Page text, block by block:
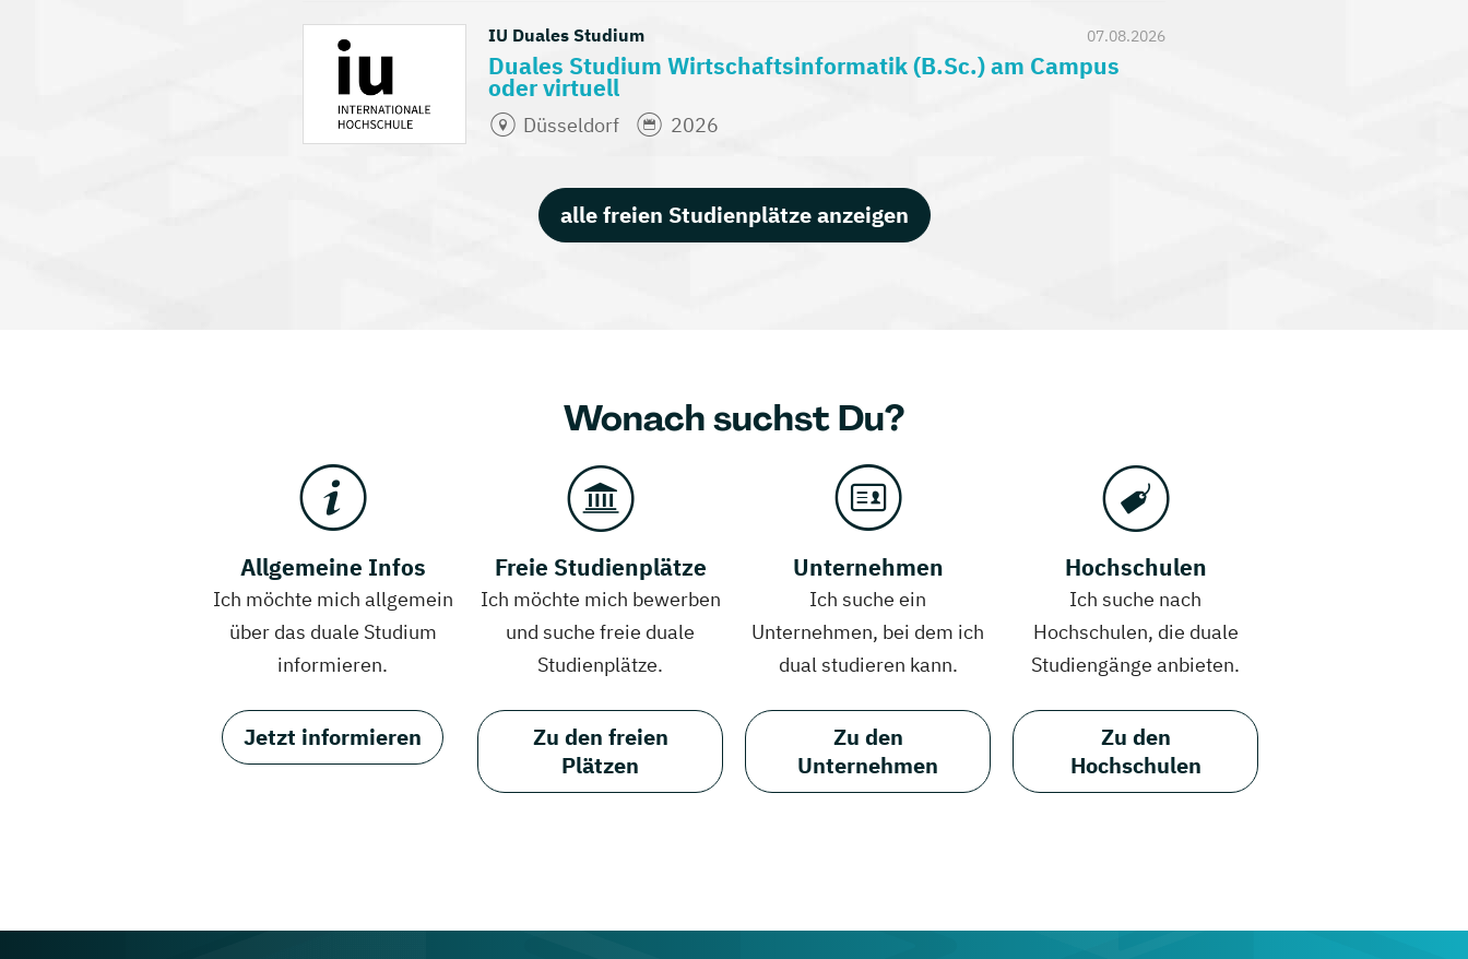
07.08.2026
IU Duales Studium
Duales Studium Wirtschaftsinformatik (B.Sc.) am Campus
oder virtuell
Düsseldorf 2026
alle freien Studienplätze anzeigen
Wonach suchst Du?
Allgemeine Infos
Ich möchte mich allgemein
über das duale Studium
informieren.
Jetzt informieren
Freie Studienplätze
Ich möchte mich bewerben
und suche freie duale
Studienplätze.
Zu den freien
Plätzen
Unternehmen
Ich suche ein
Unternehmen, bei dem ich
dual studieren kann.
Zu den
Unternehmen
Hochschulen
Ich suche nach
Hochschulen, die duale
Studiengänge anbieten.
Zu den
Hochschulen